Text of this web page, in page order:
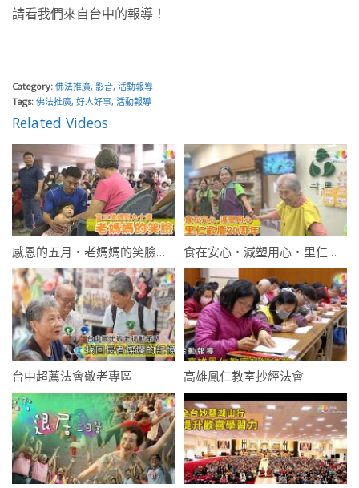
請看我們來自台中的報導！
Category: 佛法推廣, 影音, 活動報導
Tags: 佛法推廣, 好人好事, 活動報導
Related Videos
感恩的五月・老媽媽的笑臉・當三歲遇到九十歲 食在安心・減塑用心・里仁歡慶20周年
台中超薦法會敬老專區 高雄鳳仁教室抄經法會